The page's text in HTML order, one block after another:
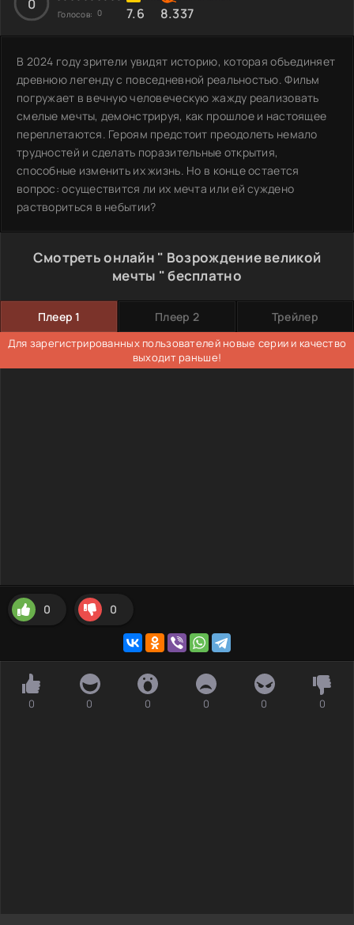
0
Голосов: 0 7.6 8.337
В 2024 году зрители увидят историю, которая объединяет
древнюю легенду с повседневной реальностью. Фильм
погружает в вечную человеческую жажду реализовать
смелые мечты, демонстрируя, как прошлое и настоящее
переплетаются. Героям предстоит преодолеть немало
трудностей и сделать поразительные открытия,
способные изменить их жизнь. Но в конце остается
вопрос: осуществится ли их мечта или ей суждено
раствориться в небытии?
Смотреть онлайн " Возрождение великой
мечты " бесплатно
Плеер 1 Плеер 2 Трейлер
Для зарегистрированных пользователей новые серии и качество
выходит раньше!
0 0
0 0 0 0 0 0